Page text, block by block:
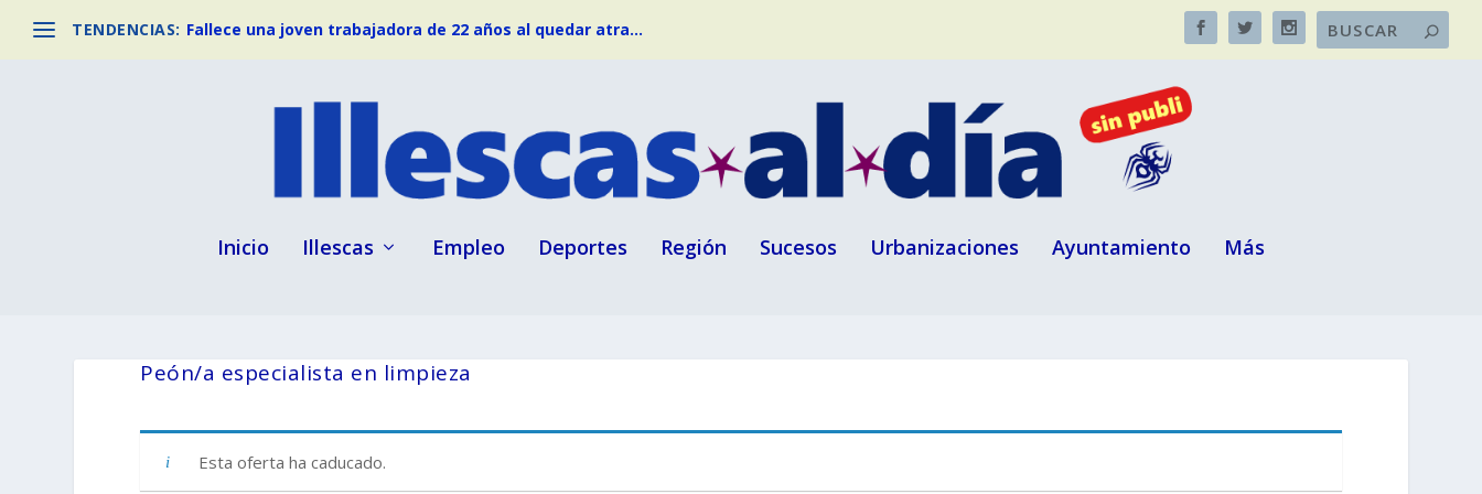
TENDENCIAS: Fallece una joven trabajadora de 22 años al quedar atra...
Inicio Illescas Empleo Deportes Región Sucesos Urbanizaciones Ayuntamiento Más
Peón/a especialista en limpieza
Esta oferta ha caducado.